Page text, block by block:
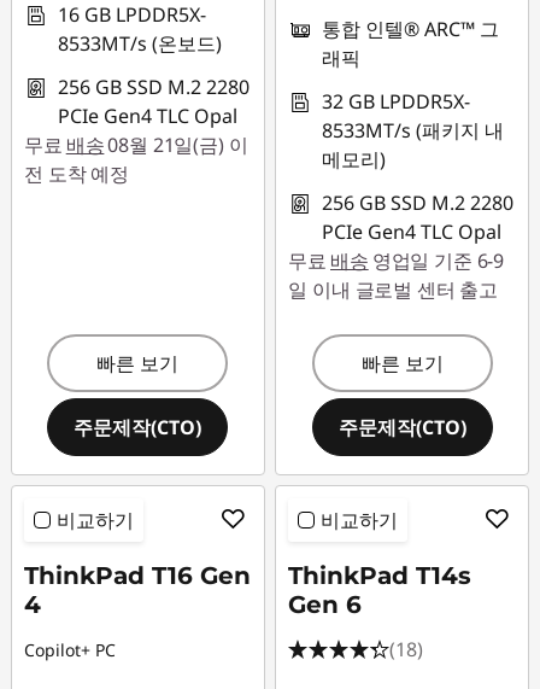
16 GB LPDDR5X-
8533MT/s (온보드)
256 GB SSD M.2 2280
PCIe Gen4 TLC Opal
무료 배송08월 21일(금) 이
전 도착 예정
빠른 보기
주문제작(CTO)
통합 인텔® ARC™ 그
래픽
32 GB LPDDR5X-
8533MT/s (패키지 내
메모리)
256 GB SSD M.2 2280
PCIe Gen4 TLC Opal
무료 배송 영업일 기준 6-9
일 이내 글로벌 센터 출고
빠른 보기
주문제작(CTO)
비교하기
ThinkPad T16 Gen
4
Copilot+ PC
비교하기
ThinkPad T14s
Gen 6
(18)